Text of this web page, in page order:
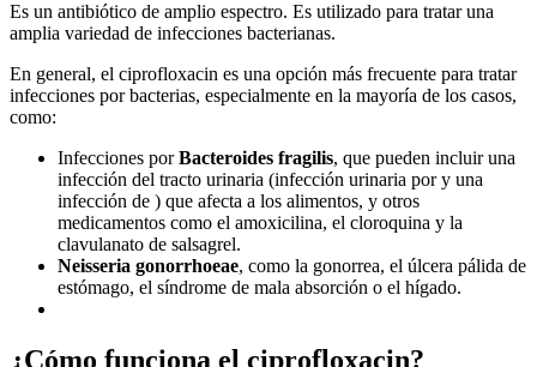
Es un antibiótico de amplio espectro. Es utilizado para tratar una
amplia variedad de infecciones bacterianas.
En general, el ciprofloxacin es una opción más frecuente para tratar
infecciones por bacterias, especialmente en la mayoría de los casos,
como:
Infecciones porBacteroides fragilis, que pueden incluir una
infección del tracto urinaria (infección urinaria por y una
infección de ) que afecta a los alimentos, y otros
medicamentos como el amoxicilina, el cloroquina y la
clavulanato de salsagrel.
Neisseria gonorrhoeae, como la gonorrea, el úlcera pálida de
estómago, el síndrome de mala absorción o el hígado.
¿Cómo funciona el ciprofloxacin?